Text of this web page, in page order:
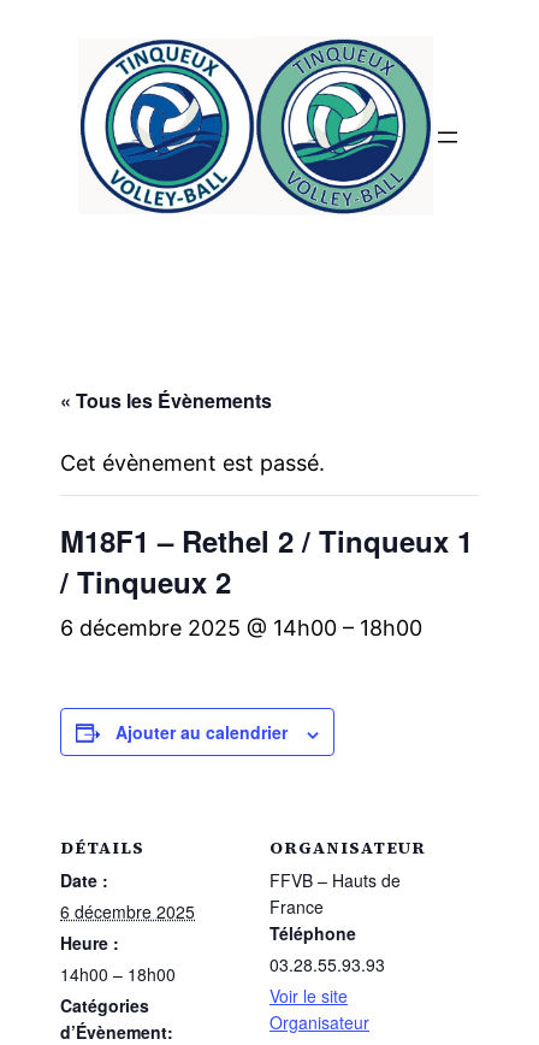
« Tous les Évènements
Cet évènement est passé.
M18F1 – Rethel 2 / Tinqueux 1
/ Tinqueux 2
6 décembre 2025 @ 14h00 – 18h00
Ajouter au calendrier
DÉTAILS
Date :
6 décembre 2025
Heure :
14h00 – 18h00
Catégories
d’Évènement:
ORGANISATEUR
FFVB – Hauts de
France
Téléphone
03.28.55.93.93
Voir le site
Organisateur